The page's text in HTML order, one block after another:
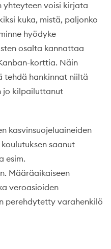
yhteyteen voisi kirjata
kuka, mistä, paljonko
hyödyke
osalta kannattaa
korttia. Näin
tehdä hankinnat niiltä
kilpailuttanut
kasvinsuojeluaineiden
saanut
esim.
Määräaikaiseen
veroasioiden
perehdytetty varahenkilö